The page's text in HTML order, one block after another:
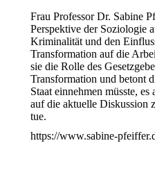
Frau Professor Dr. Sabine
Perspektive der Soziologie
Kriminalität und den
Transformation auf die
sie die Rolle des
Transformation und betont
Staat einnehmen müsste,
auf die aktuelle Diskussion
tue.
https://www.sabine-